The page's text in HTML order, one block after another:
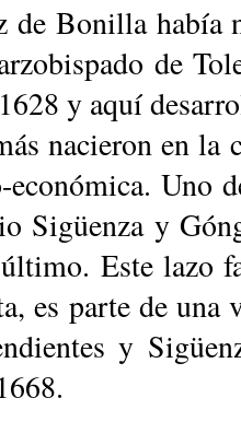
de Bo­ni­lla ha­bía
de
y aquí
na­cie­ron en
Uno
Si­güen­za y
Es­te la­zo
es par­te de
y